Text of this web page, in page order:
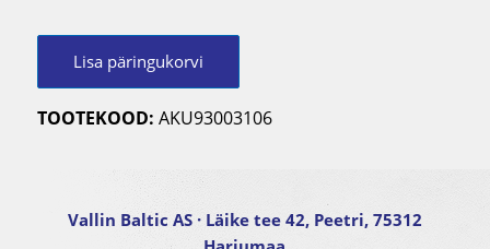
Lisa päringukorvi
TOOTEKOOD: AKU93003106
Vallin Baltic AS · Läike tee 42, Peetri, 75312